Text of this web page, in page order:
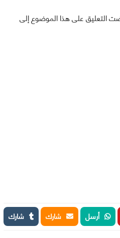
التعليق على هذا الموضوع إلى
أرسل شارك شارك